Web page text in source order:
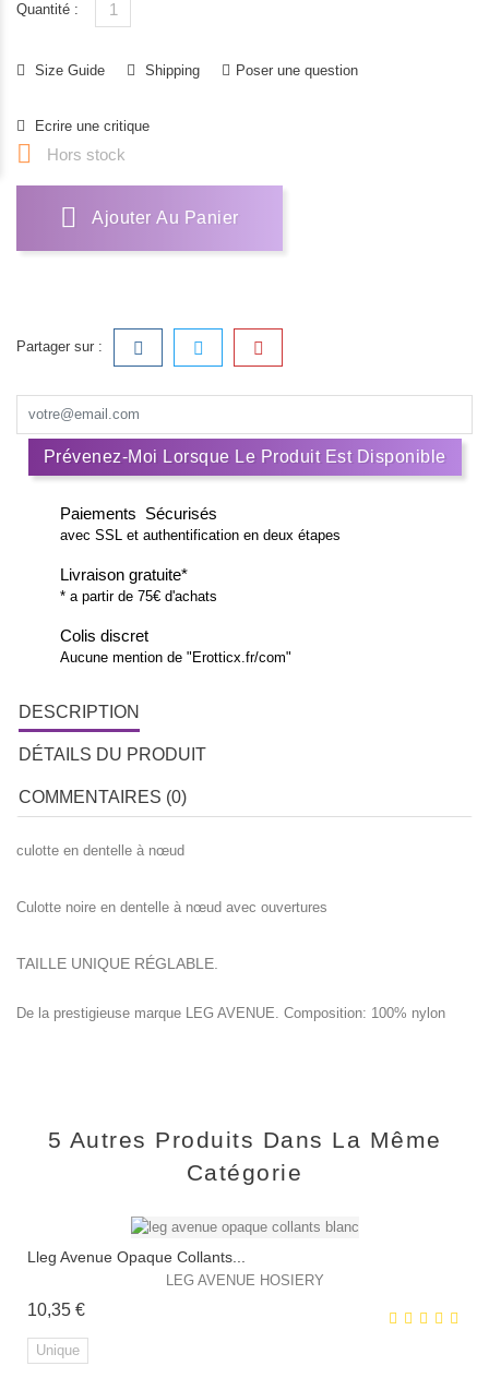
Quantité :
Size Guide Shipping Poser une question
Ecrire une critique
 Hors stock
Ajouter Au Panier
Partager sur :
Prévenez-Moi Lorsque Le Produit Est Disponible
Paiements Sécurisés
avec SSL et authentification en deux étapes
Livraison gratuite*
* a partir de 75€ d'achats
Colis discret
Aucune mention de "Erotticx.fr/com"
DESCRIPTION
DÉTAILS DU PRODUIT
COMMENTAIRES (0)
culotte en dentelle à nœud
Culotte noire en dentelle à nœud avec ouvertures
TAILLE UNIQUE RÉGLABLE.
De la prestigieuse marque LEG AVENUE. Composition: 100% nylon
5 Autres Produits Dans La Même
Catégorie
Lleg Avenue Opaque Collants...
LEG AVENUE HOSIERY
10,35 €Prix
Unique